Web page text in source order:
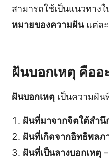
สามารถใช้เป็นแนวทาง
หมายของความฝันแต่ละ
ฝันบอกเหตุ คืออ
ฝันบอกเหตุ เป็นความฝัน
ฝันที่มาจากจิตใต้สำนึ
ฝันที่เกิดจากอิทธิพลภ
ฝันที่เป็นลางบอกเหตุ–